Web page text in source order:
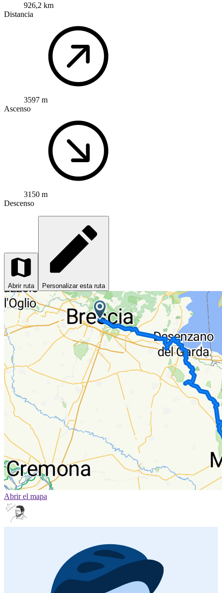
926,2 km
Distancia
3597 m
Ascenso
3150 m
Descenso
Abrir ruta Personalizar esta ruta
Abrir el mapa